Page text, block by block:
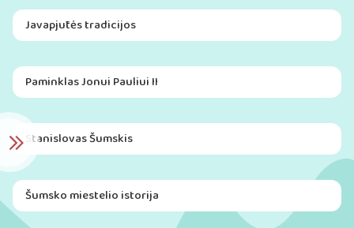
Javapjūtės tradicijos
Paminklas Jonui Pauliui II
Stanislovas Šumskis
Šumsko miestelio istorija